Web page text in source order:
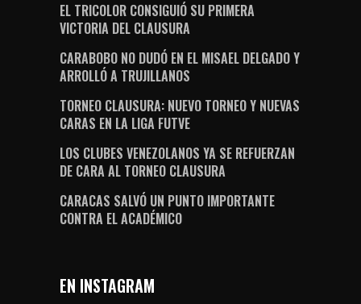
EL TRICOLOR CONSIGUIÓ SU PRIMERA
VICTORIA DEL CLAUSURA
CARABOBO NO DUDÓ EN EL MISAEL DELGADO Y
ARROLLÓ A TRUJILLANOS
TORNEO CLAUSURA: NUEVO TORNEO Y NUEVAS
CARAS EN LA LIGA FUTVE
LOS CLUBES VENEZOLANOS YA SE REFUERZAN
DE CARA AL TORNEO CLAUSURA
CARACAS SALVÓ UN PUNTO IMPORTANTE
CONTRA EL ACADÉMICO
EN INSTAGRAM